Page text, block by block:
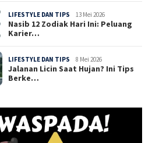
LIFESTYLE DAN TIPS 13 Mei 2026
Nasib 12 Zodiak Hari Ini: Peluang
Karier…
LIFESTYLE DAN TIPS 8 Mei 2026
Jalanan Licin Saat Hujan? Ini Tips
Berke…